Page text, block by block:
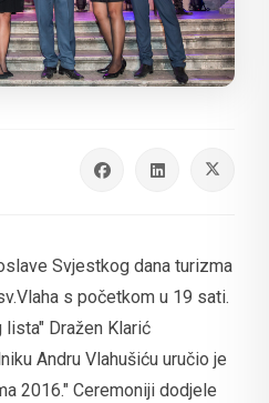
Svjestkog dana turizma
s početkom u 19 sati.
lista" Dražen Klarić
Andru Vlahušiću uručio je
2016." Ceremoniji dodjele